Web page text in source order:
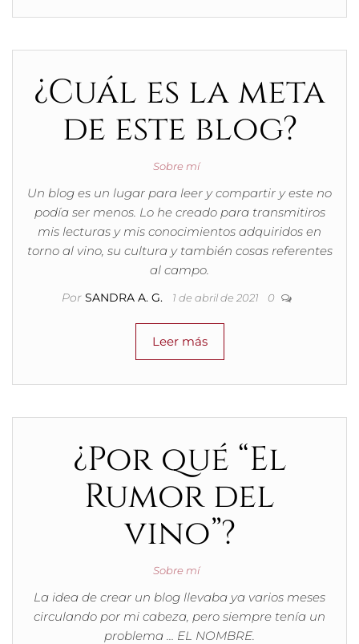
¿Cuál es la meta
de este blog?
Sobre mí
Un blog es un lugar para leer y compartir y este no
podía ser menos. Lo he creado para transmitiros
mis lecturas y mis conocimientos adquiridos en
torno al vino, su cultura y también cosas referentes
al campo.
Por SANDRA A. G. 1 de abril de 2021 0
Leer más
¿Por qué “El
Rumor del
vino”?
Sobre mí
La idea de crear un blog llevaba ya varios meses
circulando por mi cabeza, pero siempre tenía un
problema … EL NOMBRE.